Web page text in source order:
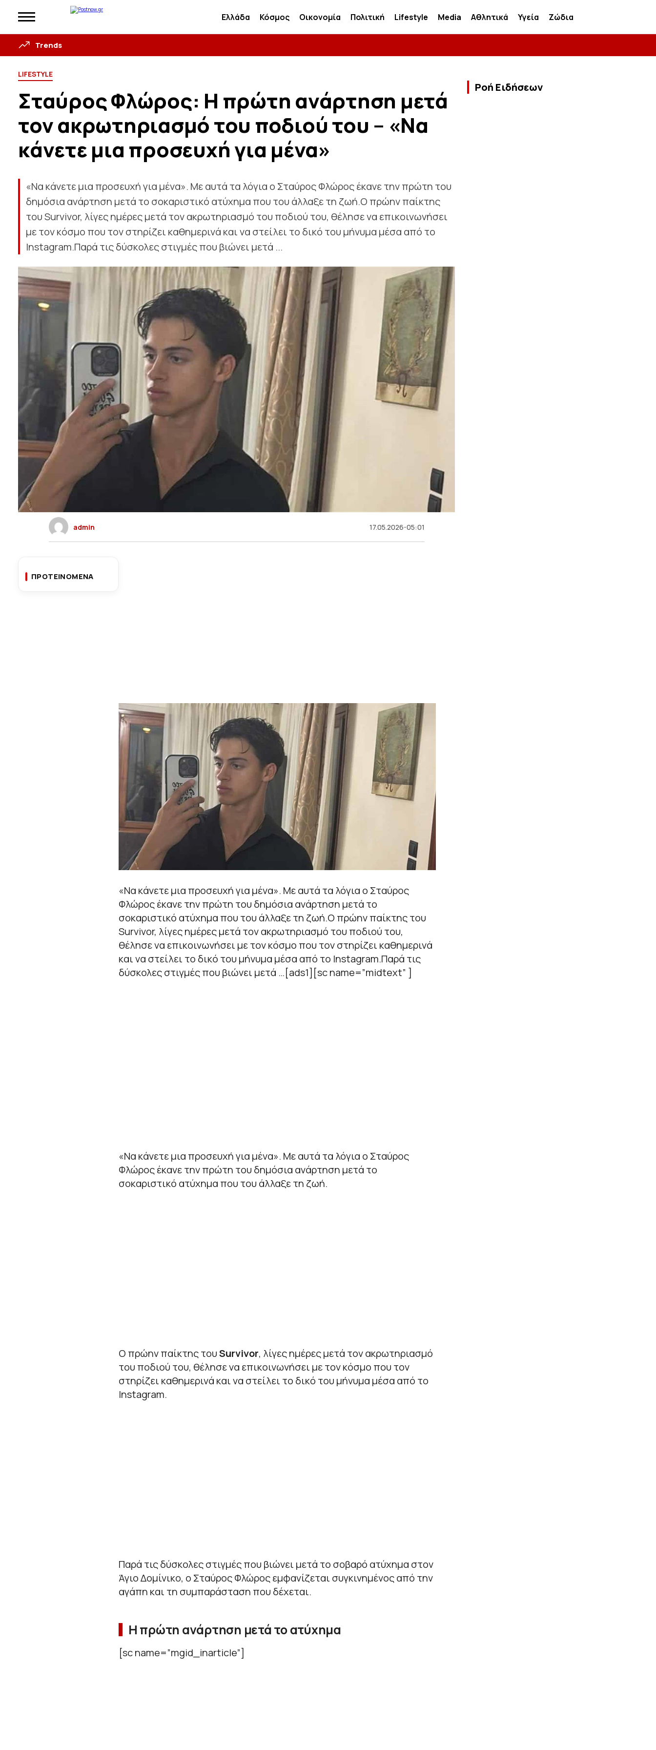
Ελλάδα Κόσμος Οικονομία Πολιτική Lifestyle Media Αθλητικά Υγεία Ζώδια
Trends
LIFESTYLE
Σταύρος Φλώρος: Η πρώτη ανάρτηση μετά
τον ακρωτηριασμό του ποδιού του – «Να
κάνετε μια προσευχή για μένα»
«Να κάνετε μια προσευχή για μένα». Με αυτά τα λόγια ο Σταύρος Φλώρος έκανε την πρώτη του
δημόσια ανάρτηση μετά το σοκαριστικό ατύχημα που του άλλαξε τη ζωή.Ο πρώην παίκτης
του Survivor, λίγες ημέρες μετά τον ακρωτηριασμό του ποδιού του, θέλησε να επικοινωνήσει
με τον κόσμο που τον στηρίζει καθημερινά και να στείλει το δικό του μήνυμα μέσα από το
Instagram.Παρά τις δύσκολες στιγμές που βιώνει μετά ...
admin 17.05.2026-05:01
ΠΡΟΤΕΙΝΟΜΕΝΑ
«Να κάνετε μια προσευχή για μένα». Με αυτά τα λόγια ο Σταύρος
Φλώρος έκανε την πρώτη του δημόσια ανάρτηση μετά το
σοκαριστικό ατύχημα που του άλλαξε τη ζωή.Ο πρώην παίκτης του
Survivor, λίγες ημέρες μετά τον ακρωτηριασμό του ποδιού του,
θέλησε να επικοινωνήσει με τον κόσμο που τον στηρίζει καθημερινά
και να στείλει το δικό του μήνυμα μέσα από το Instagram.Παρά τις
δύσκολες στιγμές που βιώνει μετά …[ads1][sc name=”midtext” ]
«Να κάνετε μια προσευχή για μένα». Με αυτά τα λόγια ο Σταύρος
Φλώρος έκανε την πρώτη του δημόσια ανάρτηση μετά το
σοκαριστικό ατύχημα που του άλλαξε τη ζωή.
Ο πρώην παίκτης τουSurvivor, λίγες ημέρες μετά τον ακρωτηριασμό
του ποδιού του, θέλησε να επικοινωνήσει με τον κόσμο που τον
στηρίζει καθημερινά και να στείλει το δικό του μήνυμα μέσα από το
Instagram.
Παρά τις δύσκολες στιγμές που βιώνει μετά το σοβαρό ατύχημα στον
Άγιο Δομίνικο, ο Σταύρος Φλώρος εμφανίζεται συγκινημένος από την
αγάπη και τη συμπαράσταση που δέχεται.
Η πρώτη ανάρτηση μετά το ατύχημα
[sc name=”mgid_inarticle”]
Ροή Ειδήσεων